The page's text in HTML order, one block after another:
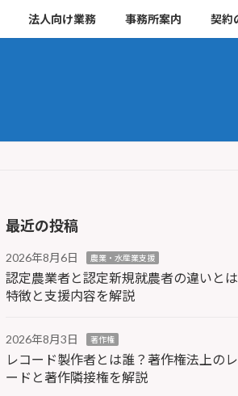
法人向け業務 事務所案内 契約
最近の投稿
2026年8月6日 農業・水産業支援
認定農業者と認定新規就農者の違いとは
特徴と支援内容を解説
2026年8月3日 著作権
レコード製作者とは誰？著作権法上の
ードと著作隣接権を解説